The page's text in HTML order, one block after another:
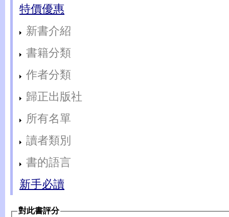
特價優惠
新書介紹
書籍分類
作者分類
歸正出版社
所有名單
讀者類別
書的語言
新手必讀
對此書評分